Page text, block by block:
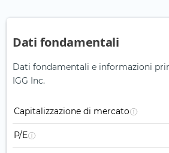
Dati fondamentali
Dati fondamentali e informazioni
IGG Inc.
Capitalizzazione di mercato
P/E